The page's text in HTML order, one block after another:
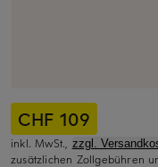
CHF 109
inkl. MwSt., zzgl.
zusätzlichen Zollgebühren